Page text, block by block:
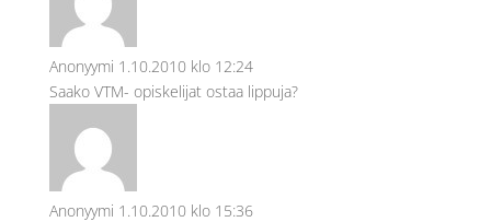
Anonyymi 1.10.2010 klo 12:24
Saako VTM- opiskelijat ostaa lippuja?
Anonyymi 1.10.2010 klo 15:36